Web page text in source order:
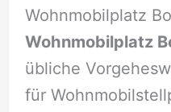
Wohnmobilplatz
Wohnmobilplatz
übliche
für